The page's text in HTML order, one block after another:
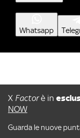
Whatsapp
X Factorè in
NOW
Guarda le nuove